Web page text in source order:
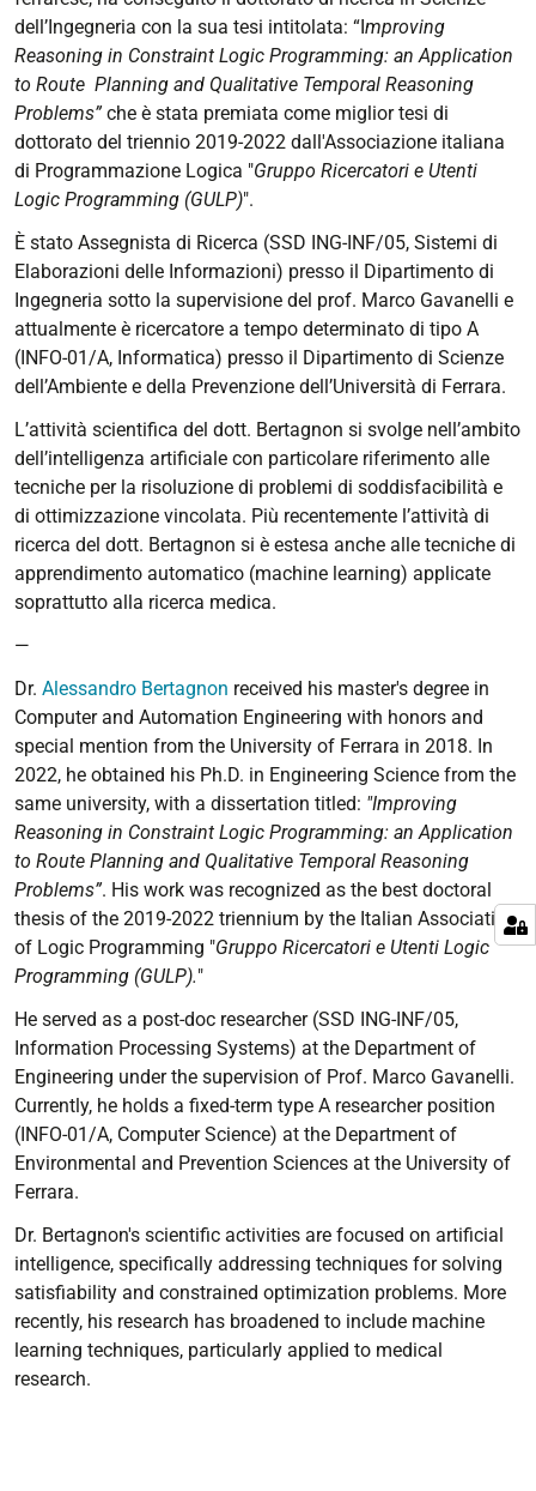
dell’Ingegneria con la sua tesi intitolata: “Improving
Reasoning in Constraint Logic Programming: an Application
to Route Planning and Qualitative Temporal Reasoning
Problems”che è stata premiata come miglior tesi di
dottorato del triennio 2019-2022 dall'Associazione italiana
di Programmazione Logica "Gruppo Ricercatori e Utenti
Logic Programming (GULP)".
È stato Assegnista di Ricerca (SSD ING-INF/05, Sistemi di
Elaborazioni delle Informazioni) presso il Dipartimento di
Ingegneria sotto la supervisione del prof. Marco Gavanelli e
attualmente è ricercatore a tempo determinato di tipo A
(INFO-01/A, Informatica) presso il Dipartimento di Scienze
dell’Ambiente e della Prevenzione dell’Università di Ferrara.
L’attività scientifica del dott. Bertagnon si svolge nell’ambito
dell’intelligenza artificiale con particolare riferimento alle
tecniche per la risoluzione di problemi di soddisfacibilità e
di ottimizzazione vincolata. Più recentemente l’attività di
ricerca del dott. Bertagnon si è estesa anche alle tecniche di
apprendimento automatico (machine learning) applicate
soprattutto alla ricerca medica.
—
Dr. Alessandro Bertagnon received his master's degree in
Computer and Automation Engineering with honors and
special mention from the University of Ferrara in 2018. In
2022, he obtained his Ph.D. in Engineering Science from the
same university, with a dissertation titled: "Improving
Reasoning in Constraint Logic Programming: an Application
to Route Planning and Qualitative Temporal Reasoning
Problems”. His work was recognized as the best doctoral
thesis of the 2019-2022 triennium by the Italian Association
of Logic Programming "Gruppo Ricercatori e Utenti Logic
Programming (GULP)."
He served as a post-doc researcher (SSD ING-INF/05,
Information Processing Systems) at the Department of
Engineering under the supervision of Prof. Marco Gavanelli.
Currently, he holds a fixed-term type A researcher position
(INFO-01/A, Computer Science) at the Department of
Environmental and Prevention Sciences at the University of
Ferrara.
Dr. Bertagnon's scientific activities are focused on artificial
intelligence, specifically addressing techniques for solving
satisfiability and constrained optimization problems. More
recently, his research has broadened to include machine
learning techniques, particularly applied to medical
research.